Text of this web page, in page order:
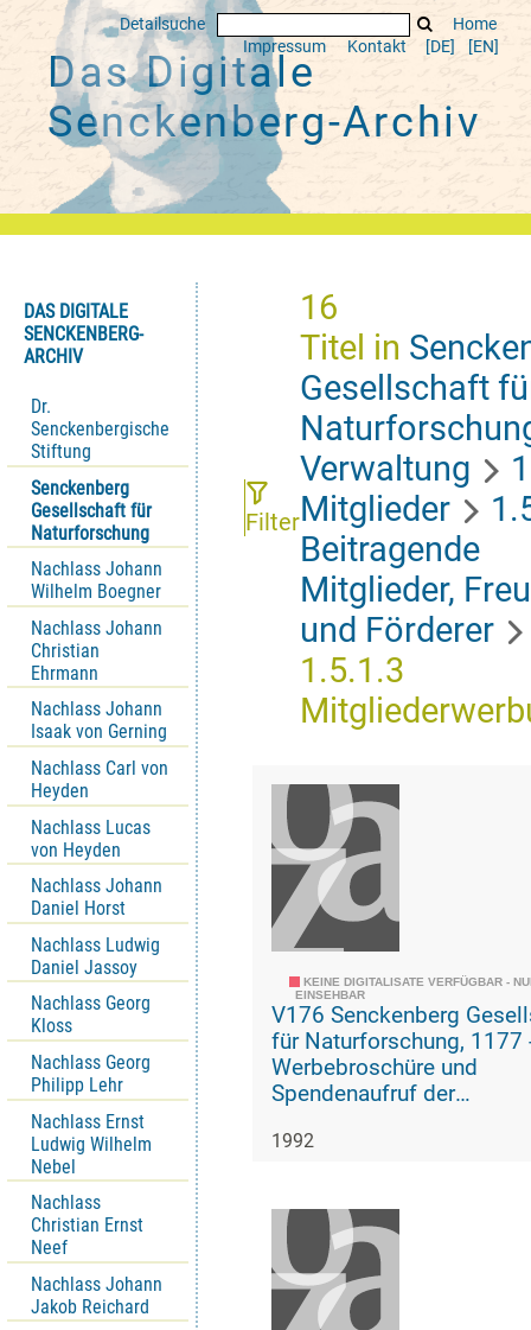
Detailsuche
Home
Impressum
Kontakt [DE] [EN]
Das Digitale
Senckenberg-Archiv
DAS DIGITALE
SENCKENBERG-
ARCHIV
Dr.
Senckenbergische
Stiftung
Senckenberg
Gesellschaft für
Naturforschung
Nachlass Johann
Wilhelm Boegner
Nachlass Johann
Christian
Ehrmann
Nachlass Johann
Isaak von Gerning
Nachlass Carl von
Heyden
Nachlass Lucas
von Heyden
Nachlass Johann
Daniel Horst
Nachlass Ludwig
Daniel Jassoy
Nachlass Georg
Kloss
Nachlass Georg
Philipp Lehr
Nachlass Ernst
Ludwig Wilhelm
Nebel
Nachlass
Christian Ernst
Neef
Nachlass Johann
Jakob Reichard
Filter
16
Titel in
Gesellschaft
Verwaltung
Mitglieder
Beitragende
Mitglieder,
und Förderer
1.5.1.3
KEINE DIGITALISATE VERFÜGBAR -
EINSEHBAR
V176 Senckenberg
für Naturforschung, 1177 -
Werbebroschüre und
Spendenaufruf der
Naturforschenden
1992